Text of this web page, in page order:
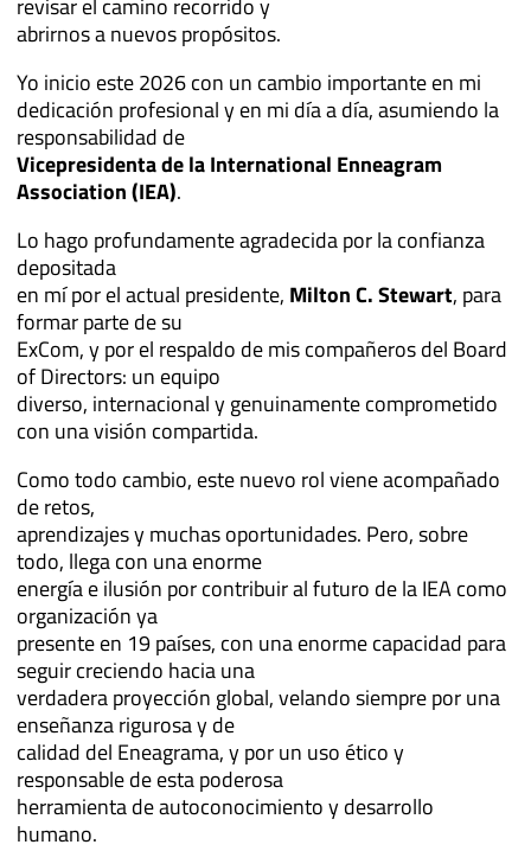
abrirnos a nuevos propósitos.
Yo inicio este 2026 con un cambio importante en mi
dedicación profesional y en mi día a día, asumiendo la
responsabilidad de
Vicepresidenta de la International Enneagram
Association (IEA).
Lo hago profundamente agradecida por la confianza
depositada
en mí por el actual presidente, Milton C. Stewart, para
formar parte de su
ExCom, y por el respaldo de mis compañeros del Board
of Directors: un equipo
diverso, internacional y genuinamente comprometido
con una visión compartida.
Como todo cambio, este nuevo rol viene acompañado
de retos,
aprendizajes y muchas oportunidades. Pero, sobre
todo, llega con una enorme
energía e ilusión por contribuir al futuro de la IEA como
organización ya
presente en 19 países, con una enorme capacidad para
seguir creciendo hacia una
verdadera proyección global, velando siempre por una
enseñanza rigurosa y de
calidad del Eneagrama, y por un uso ético y
responsable de esta poderosa
herramienta de autoconocimiento y desarrollo
humano.